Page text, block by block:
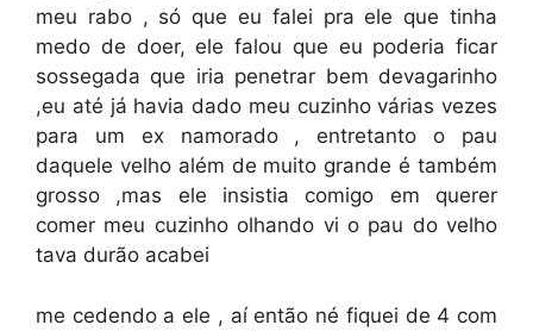
meu rabo , só que eu falei pra ele que tinha
medo de doer, ele falou que eu poderia ficar
sossegada que iria penetrar bem devagarinho
,eu até já havia dado meu cuzinho várias vezes
para um ex namorado , entretanto o pau
daquele velho além de muito grande é também
grosso ,mas ele insistia comigo em querer
comer meu cuzinho olhando vi o pau do velho
tava durão acabei
me cedendo a ele , aí então né fiquei de 4 com